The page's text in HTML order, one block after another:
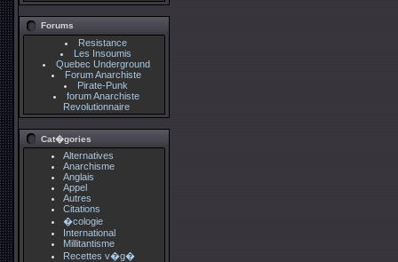
Forums
Resistance
Les Insoumis
Quebec Underground
Forum Anarchiste
Pirate-Punk
forum Anarchiste
Revolutionnaire
Cat�gories
Alternatives
Anarchisme
Anglais
Appel
Autres
Citations
�cologie
International
Millitantisme
Recettes v�g�